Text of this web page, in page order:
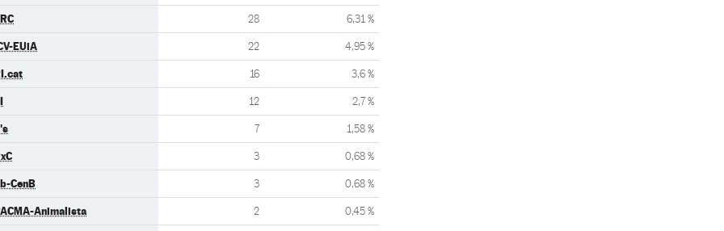
28 6,31 %
EUiA 22 4,95 %
16 3,6 %
12 2,7 %
7 1,58 %
3 0,68 %
CenB 3 0,68 %
Animalista 2 0,45 %